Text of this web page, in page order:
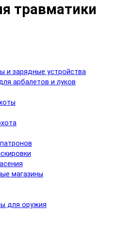
травматики
и зарядные устройства
арбалетов и луков
магазины
для оружия